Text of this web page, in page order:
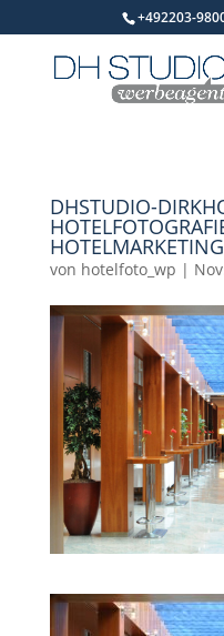
+492203-
DHSTUDIO-
von hotelfoto_wp |